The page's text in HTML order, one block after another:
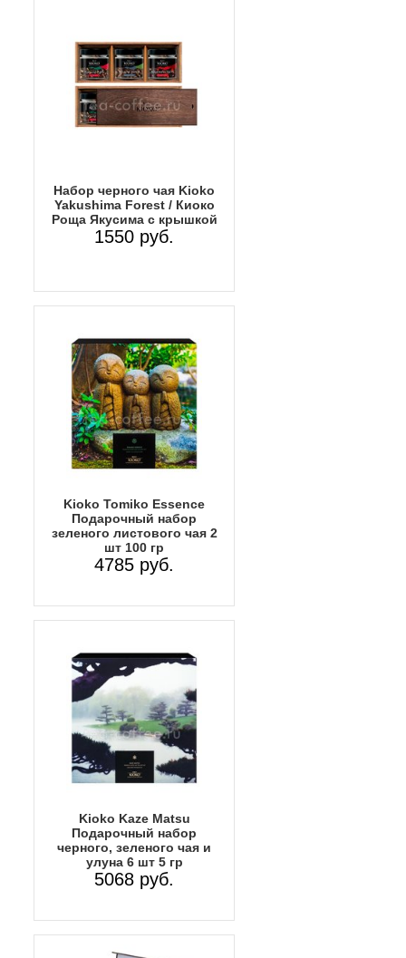
Набор черного чая Kioko
Yakushima Forest / Киоко
Роща Якусима с крышкой
1550 руб.
Kioko Tomiko Essence
Подарочный набор
зеленого листового чая 2
шт 100 гр
4785 руб.
Kioko Kaze Matsu
Подарочный набор
черного, зеленого чая и
улуна 6 шт 5 гр
5068 руб.